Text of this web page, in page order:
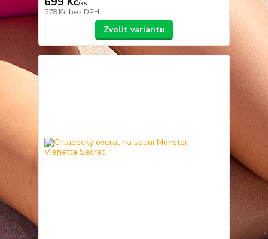
/ks
578 Kč bez DPH
Zvolit variantu